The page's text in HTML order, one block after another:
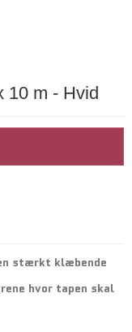
10 m - Hvid
stærkt klæbende
hvor tapen skal